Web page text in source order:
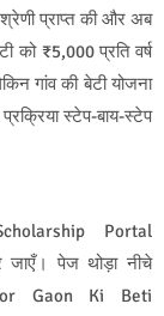
श्रेणी प्राप्त की और अब
को ₹5,000 प्रति वर्ष
गांव की बेटी योजना
स्टेप-बाय-स्टेप
Portal
जाएँ। पेज थोड़ा नीचे
Gaon Ki Beti